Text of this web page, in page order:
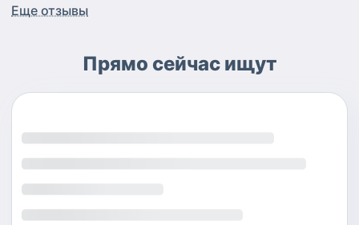
Еще отзывы
Прямо сейчас ищут